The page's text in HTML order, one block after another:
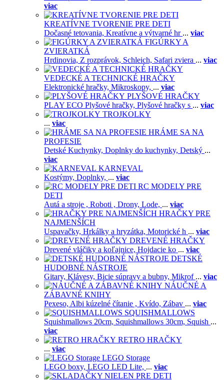
viac
KREATÍVNE TVORENIE PRE DETI
Dočasné tetovania, Kreatívne a výtvarné hr ... viac
FIGÚRKY A
ZVIERATKÁ
Hrdinovia, Z rozprávok, Schleich, Safari zviera ... viac
VEDECKÉ A TECHNICKÉ HRAČKY
Elektronické hračky, Mikroskopy, ... viac
PLYŠOVÉ HRAČKY
PLAY ECO Plyšové hračky, Plyšové hračky s ... viac
TROJKOLKY
... viac
HRÁME SA NA
PROFESIE
Detské Kuchynky, Doplnky do kuchynky, Detský ...
viac
KARNEVAL
Kostýmy, Doplnky, ... viac
RC MODELY PRE
DETI
Autá a stroje , Roboti , Drony, Lode, ... viac
HRAČKY PRE
NAJMENŠÍCH
Uspavačky, Hrkálky a hryzátka, Motorické h ... viac
DREVENÉ HRAČKY
Drevené vláčiky a koľajnice, Hojdacie ko ... viac
DETSKÉ
HUDOBNÉ NÁSTROJE
Gitary, Klávesy, Bicie súpravy a bubny, Mikrof ... viac
NÁUČNÉ A
ZÁBAVNÉ KNIHY
Pexeso, Albi kúzelné čítanie , Kvído, Zábav ... viac
SQUISHMALLOWS
Squishmallows 20cm, Squishmallows 30cm, Squish ...
viac
RETRO HRAČKY
... viac
LEGO Storage
LEGO boxy, LEGO LED Lite, ... viac